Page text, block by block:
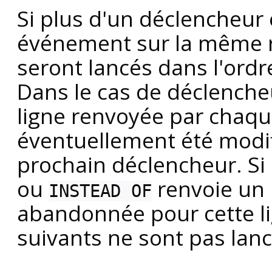
Si plus d'un
événement sur la
seront lancés dans
Dans le cas de
ligne renvoyée par
éventuellement été
prochain déclencheur.
ou INSTEAD OF renvoie
abandonnée pour cette
suivants ne sont pas